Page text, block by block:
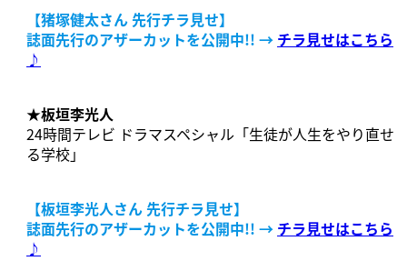
【猪塚健太さん 先行チラ見せ】
誌面先行のアザーカットを公開中!! → チラ見せはこちら
♪
★板垣李光人
24時間テレビ ドラマスペシャル「生徒が人生をやり直せ
る学校」
【板垣李光人さん 先行チラ見せ】
誌面先行のアザーカットを公開中!! → チラ見せはこちら
♪